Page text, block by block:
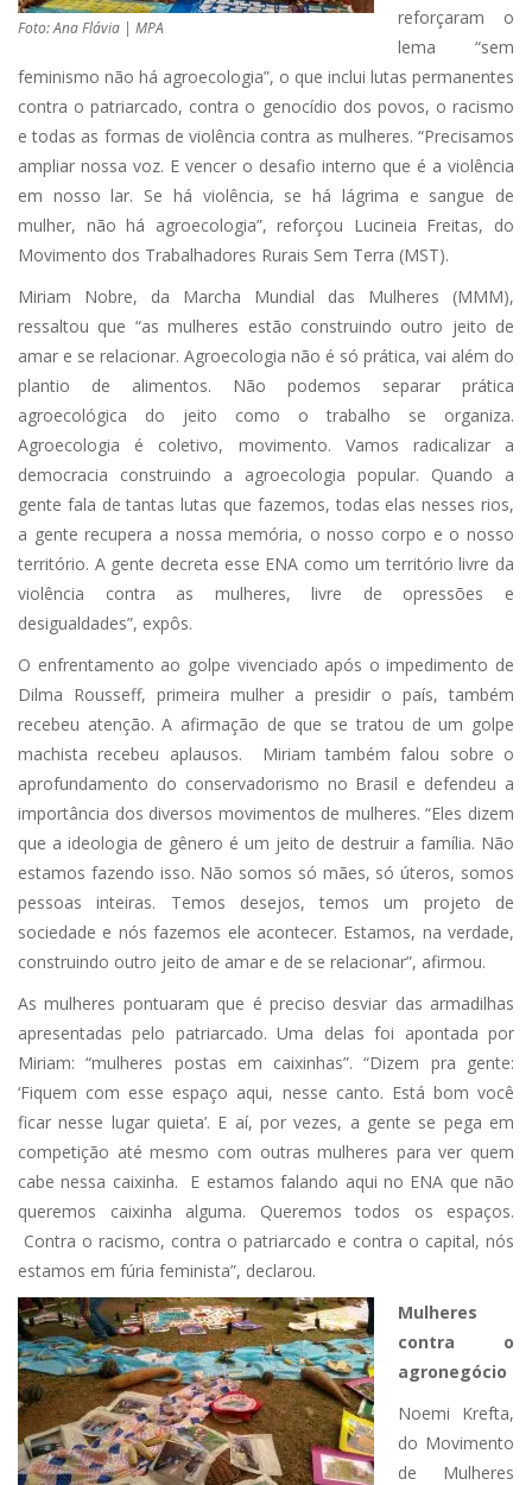
Foto: Ana Flávia | MPA
reforçaram o
lema “sem
feminismo não há agroecologia”, o que inclui lutas permanentes
contra o patriarcado, contra o genocídio dos povos, o racismo
e todas as formas de violência contra as mulheres. “Precisamos
ampliar nossa voz. E vencer o desafio interno que é a violência
em nosso lar. Se há violência, se há lágrima e sangue de
mulher, não há agroecologia”, reforçou Lucineia Freitas, do
Movimento dos Trabalhadores Rurais Sem Terra (MST).
Miriam Nobre, da Marcha Mundial das Mulheres (MMM),
ressaltou que “as mulheres estão construindo outro jeito de
amar e se relacionar. Agroecologia não é só prática, vai além do
plantio de alimentos. Não podemos separar prática
agroecológica do jeito como o trabalho se organiza.
Agroecologia é coletivo, movimento. Vamos radicalizar a
democracia construindo a agroecologia popular. Quando a
gente fala de tantas lutas que fazemos, todas elas nesses rios,
a gente recupera a nossa memória, o nosso corpo e o nosso
território. A gente decreta esse ENA como um território livre da
violência contra as mulheres, livre de opressões e
desigualdades”, expôs.
O enfrentamento ao golpe vivenciado após o impedimento de
Dilma Rousseff, primeira mulher a presidir o país, também
recebeu atenção. A afirmação de que se tratou de um golpe
machista recebeu aplausos. Miriam também falou sobre o
aprofundamento do conservadorismo no Brasil e defendeu a
importância dos diversos movimentos de mulheres. “Eles dizem
que a ideologia de gênero é um jeito de destruir a família. Não
estamos fazendo isso. Não somos só mães, só úteros, somos
pessoas inteiras. Temos desejos, temos um projeto de
sociedade e nós fazemos ele acontecer. Estamos, na verdade,
construindo outro jeito de amar e de se relacionar”, afirmou.
As mulheres pontuaram que é preciso desviar das armadilhas
apresentadas pelo patriarcado. Uma delas foi apontada por
Miriam: “mulheres postas em caixinhas”. “Dizem pra gente:
‘Fiquem com esse espaço aqui, nesse canto. Está bom você
ficar nesse lugar quieta’. E aí, por vezes, a gente se pega em
competição até mesmo com outras mulheres para ver quem
cabe nessa caixinha. E estamos falando aqui no ENA que não
queremos caixinha alguma. Queremos todos os espaços.
Contra o racismo, contra o patriarcado e contra o capital, nós
estamos em fúria feminista”, declarou.
Mulheres
contra o
agronegócio
Noemi Krefta,
do Movimento
de Mulheres